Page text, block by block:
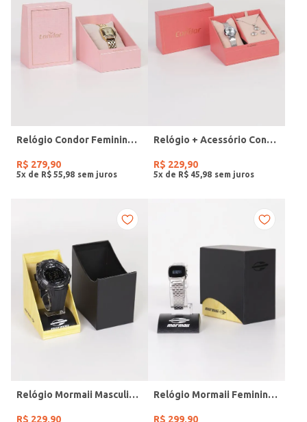
Relógio Condor Feminino DOURADO
R$ 279,90
5x de R$ 55 98
Relógio + Acessório Condor Feminino PRATA
R$ 229,90
5x de R$ 45 98
Relógio Mormaii Masculino PRETO
R$ 229,90
Relógio Mormaii Feminino PRATA
R$ 299,90